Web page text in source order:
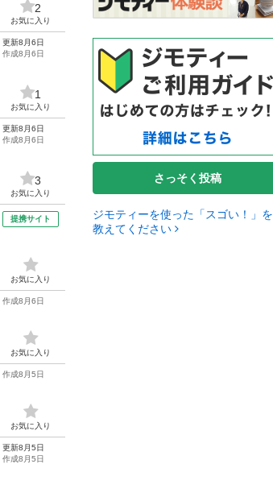
2
お気に入り
更新8月6日
作成8月6日
1
お気に入り
更新8月6日
作成8月6日
3
お気に入り
提携サイト
お気に入り
作成8月6日
お気に入り
作成8月5日
お気に入り
更新8月5日
作成8月5日
さっそく投稿
ジモティーを使った「スゴい！」を
教えてください